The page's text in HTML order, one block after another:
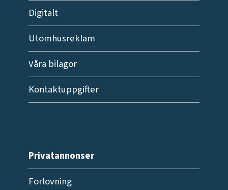
Digitalt
Utomhusreklam
Våra bilagor
Kontaktuppgifter
Privatannonser
Förlovning